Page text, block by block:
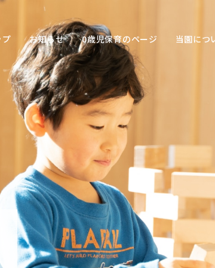
プ お知らせ 0歳児保育のページ 当園につ
環境
色